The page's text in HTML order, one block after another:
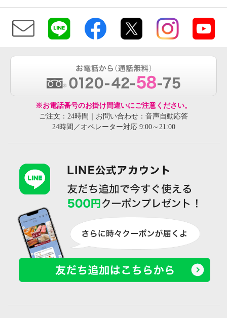
※お電話番号のお掛け間違いにご注意ください。
ご注文：24時間｜お問い合わせ：音声自動応答
24時間／オペレーター対応 9:00～21:00